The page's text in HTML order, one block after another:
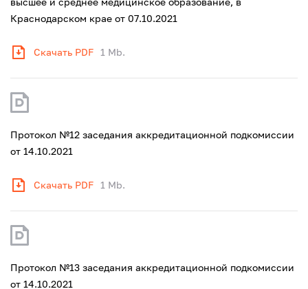
Краснодарском крае от 07.10.2021
Скачать PDF 1 Mb.
Протокол №12 заседания аккредитационной подкомиссии
от 14.10.2021
Скачать PDF 1 Mb.
Протокол №13 заседания аккредитационной подкомиссии
от 14.10.2021